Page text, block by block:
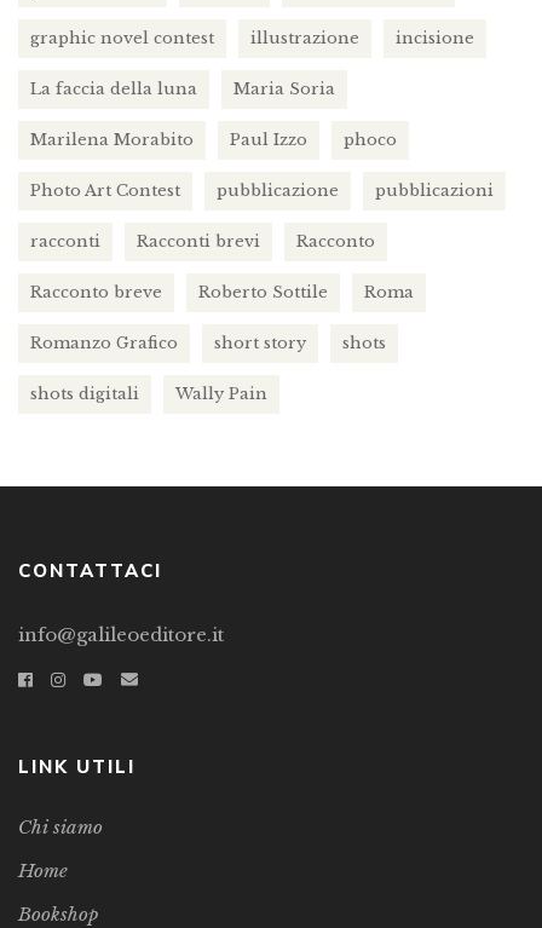
graphic novel contest illustrazione incisione
La faccia della luna Maria Soria
Marilena Morabito Paul Izzo phoco
Photo Art Contest pubblicazione pubblicazioni
racconti Racconti brevi Racconto
Racconto breve Roberto Sottile Roma
Romanzo Grafico short story shots
shots digitali Wally Pain
CONTATTACI
info@galileoeditore.it
LINK UTILI
Chi siamo
Home
Bookshop